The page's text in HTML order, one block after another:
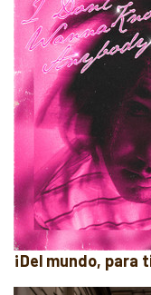
¡Del mundo, para